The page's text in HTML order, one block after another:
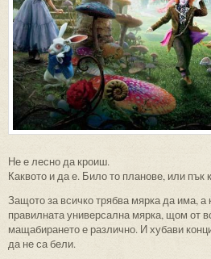
Не е лесно да кроиш.
Каквото и да е. Било то планове, или пък
Защото за всичко трябва мярка да има,
правилната универсална мярка, щом от
мащабирането е различно. И хубави
да не са бели.